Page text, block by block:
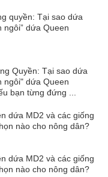
quyền: Tại sao dứa
ngôi” dứa Queen
Quyền: Tại sao dứa
ngôi" dứa Queen
bạn từng đứng ...
dứa MD2 và các giống
nào cho nông dân?
dứa MD2 và các giống
nào cho nông dân?